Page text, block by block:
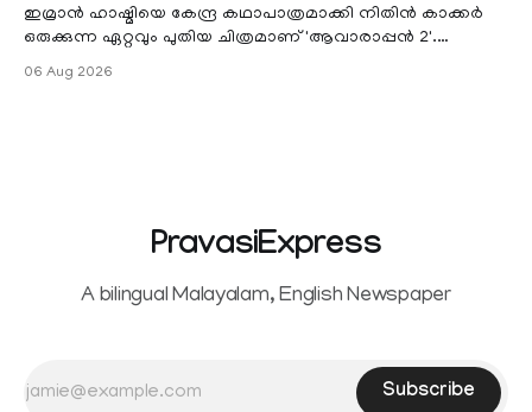
ഇമ്രാൻ ഹാഷ്മിയെ കേന്ദ്ര കഥാപാത്രമാക്കി നിതിൻ കാക്കർ
ഒരുക്കുന്ന ഏറ്റവും പുതിയ ചിത്രമാണ് 'ആവാരാപ്പൻ 2'.
06 Aug 2026
PravasiExpress
A bilingual Malayalam, English Newspaper
Subscribe